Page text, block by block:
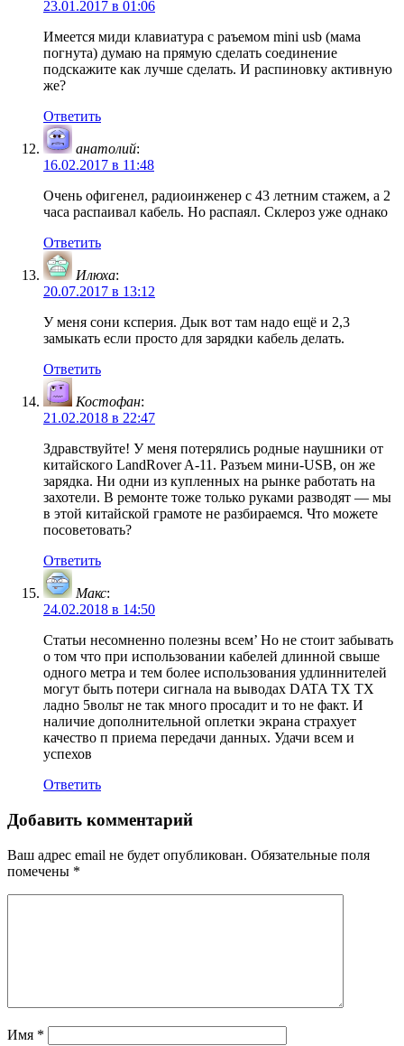
23.01.2017 в 01:06
Имеется миди клавиатура с раъемом mini usb (мама
погнута) думаю на прямую сделать соединение
подскажите как лучше сделать. И распиновку активную
же?
Ответить
анатолий:
16.02.2017 в 11:48
Очень офигенел, радиоинженер с 43 летним стажем, а 2
часа распаивал кабель. Но распаял. Склероз уже однако
Ответить
Илюха:
20.07.2017 в 13:12
У меня сони ксперия. Дык вот там надо ещё и 2,3
замыкать если просто для зарядки кабель делать.
Ответить
Костофан:
21.02.2018 в 22:47
Здравствуйте! У меня потерялись родные наушники от
китайского LandRover A-11. Разъем мини-USB, он же
зарядка. Ни одни из купленных на рынке работать на
захотели. В ремонте тоже только руками разводят — мы
в этой китайской грамоте не разбираемся. Что можете
посоветовать?
Ответить
Макс:
24.02.2018 в 14:50
Статьи несомненно полезны всем’ Но не стоит забывать
о том что при использовании кабелей длинной свыше
одного метра и тем более использования удлиннителей
могут быть потери сигнала на выводах DATA TX TX
ладно 5вольт не так много просадит и то не факт. И
наличие дополнительной оплетки экрана страхует
качество п приема передачи данных. Удачи всем и
успехов
Ответить
Добавить комментарий
Ваш адрес email не будет опубликован. Обязательные поля
помечены *
Имя *